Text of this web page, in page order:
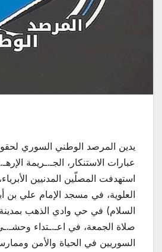
يدين المرصد الوطني السوري
عبارات الاستنكار، الجـ.ـريمة
استهدفت المصلّين المدنيين
العلوية، في مسجد الإمام علي بن
السلام) في حي وادي الذهب بمدينة
صلاة الجمعة، في اعـ.ـتداء
السوريين في الحياة والأمن